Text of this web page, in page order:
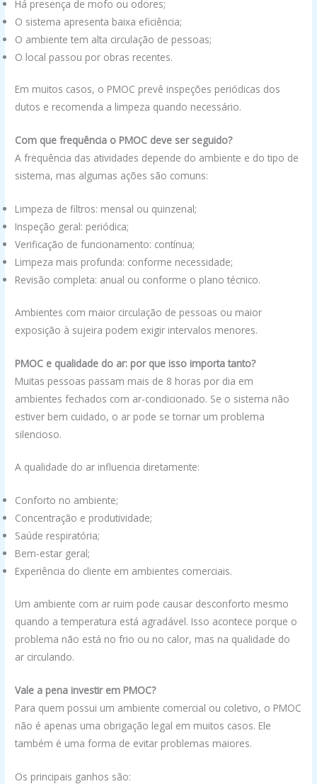
Há presença de mofo ou odores;
O sistema apresenta baixa eficiência;
O ambiente tem alta circulação de pessoas;
O local passou por obras recentes.
Em muitos casos, o PMOC prevê inspeções periódicas dos
dutos e recomenda a limpeza quando necessário.
Com que frequência o PMOC deve ser seguido?
A frequência das atividades depende do ambiente e do tipo de
sistema, mas algumas ações são comuns:
Limpeza de filtros: mensal ou quinzenal;
Inspeção geral: periódica;
Verificação de funcionamento: contínua;
Limpeza mais profunda: conforme necessidade;
Revisão completa: anual ou conforme o plano técnico.
Ambientes com maior circulação de pessoas ou maior
exposição à sujeira podem exigir intervalos menores.
PMOC e qualidade do ar: por que isso importa tanto?
Muitas pessoas passam mais de 8 horas por dia em
ambientes fechados com ar-condicionado. Se o sistema não
estiver bem cuidado, o ar pode se tornar um problema
silencioso.
A qualidade do ar influencia diretamente:
Conforto no ambiente;
Concentração e produtividade;
Saúde respiratória;
Bem-estar geral;
Experiência do cliente em ambientes comerciais.
Um ambiente com ar ruim pode causar desconforto mesmo
quando a temperatura está agradável. Isso acontece porque o
problema não está no frio ou no calor, mas na qualidade do
ar circulando.
Vale a pena investir em PMOC?
Para quem possui um ambiente comercial ou coletivo, o PMOC
não é apenas uma obrigação legal em muitos casos. Ele
também é uma forma de evitar problemas maiores.
Os principais ganhos são: